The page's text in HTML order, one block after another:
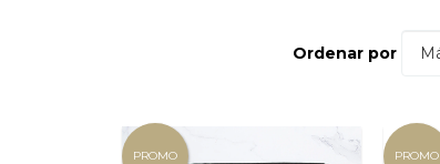
Ordenar por
PROMO PROMO